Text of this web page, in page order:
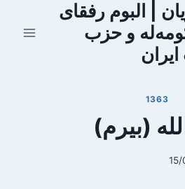
| البوم رفقای
و حزب
1363
(بیرم)
15/